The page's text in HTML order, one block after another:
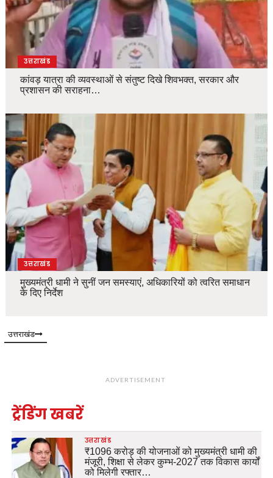
उत्तराखंड
कांवड़ यात्रा की व्यवस्थाओं से संतुष्ट दिखे शिवभक्त, सरकार और
प्रशासन की सराहना…
उत्तराखंड
मुख्यमंत्री धामी ने सुनीं जन समस्याएं, अधिकारियों को त्वरित समाधान
के दिए निर्देश
उत्तराखंड
ADVERTISEMENT
ट्रेंडिंग खबरें
उत्तराखंड
₹1096 करोड़ की योजनाओं को मुख्यमंत्री धामी की
मंजूरी, शिक्षा से लेकर कुम्भ-2027 तक विकास कार्यों
को मिलेगी रफ्तार…